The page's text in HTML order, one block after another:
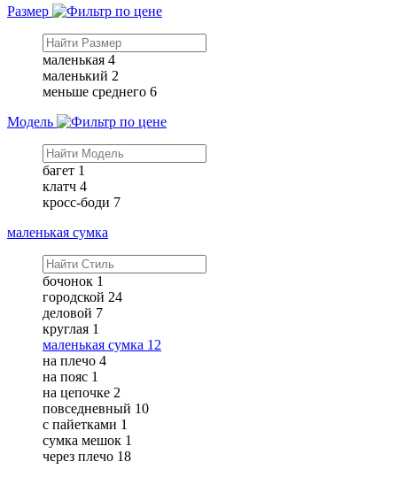
Размер
маленькая 4
маленький 2
меньше среднего 6
Модель
багет 1
клатч 4
кросс-боди 7
маленькая сумка
бочонок 1
городской 24
деловой 7
круглая 1
маленькая сумка 12
на плечо 4
на пояс 1
на цепочке 2
повседневный 10
с пайетками 1
сумка мешок 1
через плечо 18